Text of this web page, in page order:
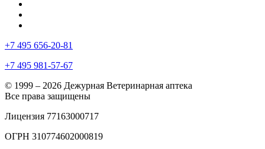
+7 495 656-20-81
+7 495 981-57-67
© 1999 – 2026 Дежурная Ветеринарная аптека
Все права защищены
Лицензия 77163000717
ОГРН 310774602000819